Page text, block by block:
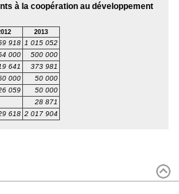
à la coopération au développement
2013
918 1 015 052
000 500 000
641 373 981
000 50 000
059 50 000
28 871
618 2 017 904